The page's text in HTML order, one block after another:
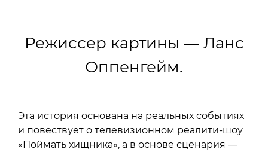
Режиссер картины — Ланс
Оппенгейм.
Эта история основана на реальных событиях
и повествует о телевизионном реалити-шоу
«Поймать хищника», а в основе сценария —